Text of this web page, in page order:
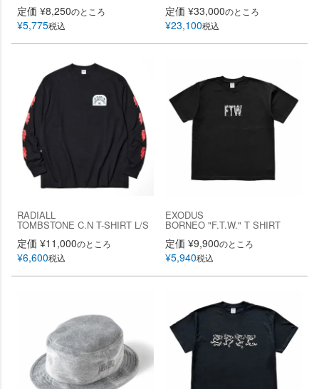
定価 ¥8,250のところ
¥5,775税込
定価 ¥33,000のところ
¥23,100税込
RADIALL
TOMBSTONE C.N T-SHIRT L/S
定価 ¥11,000のところ
¥6,600税込
EXODUS
BORNEO "F.T.W." T SHIRT
定価 ¥9,900のところ
¥5,940税込